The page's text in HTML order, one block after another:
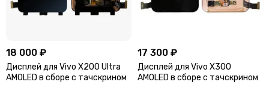
18 000 ₽
Дисплей для Vivo X200 Ultra
AMOLED в сборе с тачскрином
17 300 ₽
Дисплей для Vivo X300
AMOLED в сборе с тачскрином